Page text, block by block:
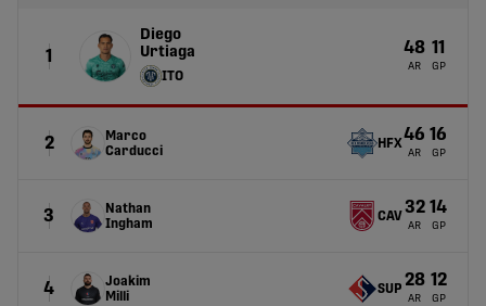
1
Diego
Urtiaga
ITO
48
AR
11
GP
2
Marco
Carducci
HFX46
AR
16
GP
3
Nathan
Ingham
CAV32
AR
14
GP
4
Joakim
Milli
SUP 28
AR
12
GP